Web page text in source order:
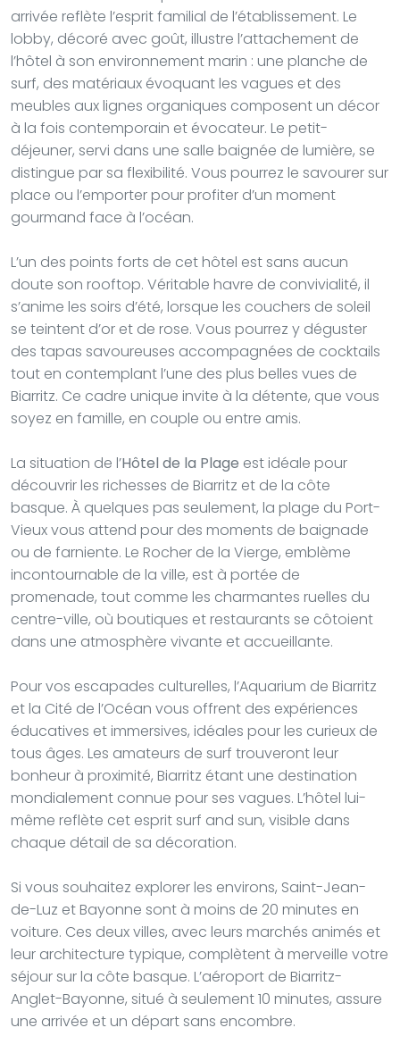
arrivée reflète l’esprit familial de l’établissement. Le
lobby, décoré avec goût, illustre l’attachement de
l’hôtel à son environnement marin : une planche de
surf, des matériaux évoquant les vagues et des
meubles aux lignes organiques composent un décor
à la fois contemporain et évocateur. Le petit-
déjeuner, servi dans une salle baignée de lumière, se
distingue par sa flexibilité. Vous pourrez le savourer sur
place ou l’emporter pour profiter d’un moment
gourmand face à l’océan.
L’un des points forts de cet hôtel est sans aucun
doute son rooftop. Véritable havre de convivialité, il
s’anime les soirs d’été, lorsque les couchers de soleil
se teintent d’or et de rose. Vous pourrez y déguster
des tapas savoureuses accompagnées de cocktails
tout en contemplant l’une des plus belles vues de
Biarritz. Ce cadre unique invite à la détente, que vous
soyez en famille, en couple ou entre amis.
La situation de l’Hôtel de la Plage est idéale pour
découvrir les richesses de Biarritz et de la côte
basque. À quelques pas seulement, la plage du Port-
Vieux vous attend pour des moments de baignade
ou de farniente. Le Rocher de la Vierge, emblème
incontournable de la ville, est à portée de
promenade, tout comme les charmantes ruelles du
centre-ville, où boutiques et restaurants se côtoient
dans une atmosphère vivante et accueillante.
Pour vos escapades culturelles, l’Aquarium de Biarritz
et la Cité de l’Océan vous offrent des expériences
éducatives et immersives, idéales pour les curieux de
tous âges. Les amateurs de surf trouveront leur
bonheur à proximité, Biarritz étant une destination
mondialement connue pour ses vagues. L’hôtel lui-
même reflète cet esprit surf and sun, visible dans
chaque détail de sa décoration.
Si vous souhaitez explorer les environs, Saint-Jean-
de-Luz et Bayonne sont à moins de 20 minutes en
voiture. Ces deux villes, avec leurs marchés animés et
leur architecture typique, complètent à merveille votre
séjour sur la côte basque. L’aéroport de Biarritz-
Anglet-Bayonne, situé à seulement 10 minutes, assure
une arrivée et un départ sans encombre.